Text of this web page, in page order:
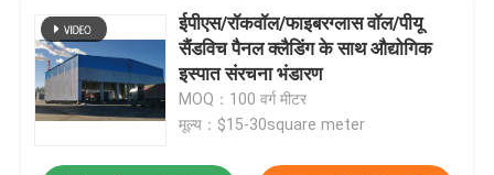
ईपीएस/रॉकवॉल/फाइबरग्लास वॉल/पीयू
सैंडविच पैनल क्लैडिंग के साथ औद्योगिक
इस्पात संरचना भंडारण
MOQ：100 वर्ग मीटर
मूल्य：$15-30square meter